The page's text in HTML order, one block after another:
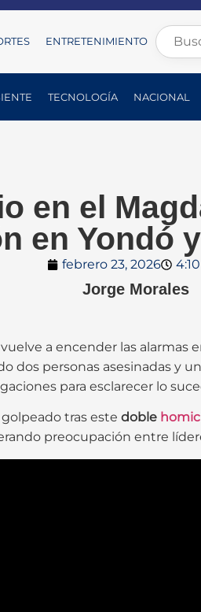
ENTRETENIMIENTO
TECNOLOGÍA NACIONAL
en el
en Yondó
febrero 23, 2026
Jorge Morales
a encender las alarmas
dos personas asesinadas y
para esclarecer lo
tras este doble
preocupación entre